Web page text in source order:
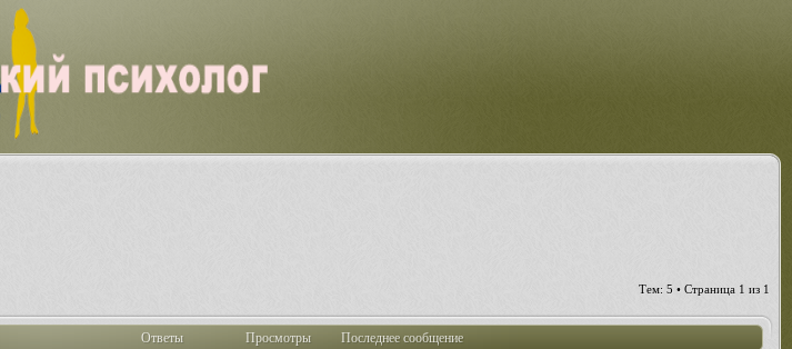
Тем: 5 • Страница 1 из 1
Ответы Просмотры Последнее сообщение